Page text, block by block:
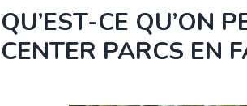
QU’EST-CE QU’ON
CENTER PARCS EN